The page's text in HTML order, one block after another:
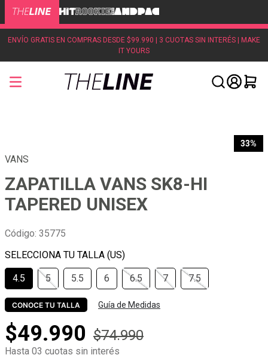
ENVÍO GRATIS EN COMPRAS DESDE $99.990 | 3 CUOTAS SIN INTERÉS | MAKE
IT YOURS
33%
VANS
ZAPATILLA VANS SK8-HI
TAPERED UNISEX
Código: 35775
4.5 5 5.5 6 6.5 7 7.5
CONOCE TU TALLA Guía de Medidas
$49.990 $74.990
Hasta 03 cuotas sin interés